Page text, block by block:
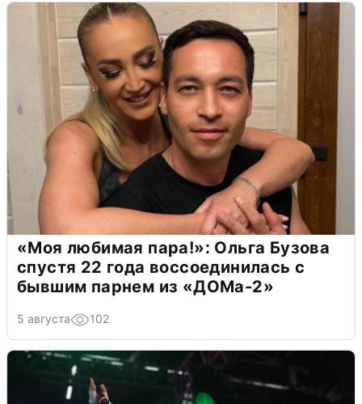
«Моя любимая пара!»: Ольга Бузова
спустя 22 года воссоединилась с
бывшим парнем из «ДОМа-2»
5 августа 102